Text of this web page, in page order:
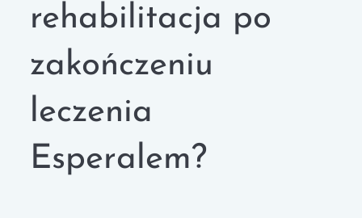
rehabilitacja po
zakończeniu
leczenia
Esperalem?